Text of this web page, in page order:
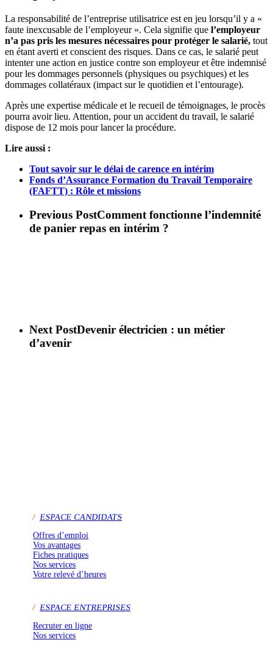
La responsabilité de l’entreprise utilisatrice est en jeu lorsqu’il y a «
faute inexcusable de l’employeur ». Cela signifie que l’employeur
n’a pas pris les mesures nécessaires pour protéger le salarié, tout
en étant averti et conscient des risques. Dans ce cas, le salarié peut
intenter une action en justice contre son employeur et être indemnisé
pour les dommages personnels (physiques ou psychiques) et les
dommages collatéraux (impact sur le quotidien et l’entourage).
Après une expertise médicale et le recueil de témoignages, le procès
pourra avoir lieu. Attention, pour un accident du travail, le salarié
dispose de 12 mois pour lancer la procédure.
Lire aussi :
Tout savoir sur le délai de carence en intérim
Fonds d’Assurance Formation du Travail Temporaire
(FAFTT) : Rôle et missions
Previous PostComment fonctionne l’indemnité
de panier repas en intérim ?
Next PostDevenir électricien : un métier
d’avenir
/ ESPACE CANDIDATS
Offres d’emploi
Vos avantages
Fiches pratiques
Nos services
Votre relevé d’heures
/ ESPACE ENTREPRISES
Recruter en ligne
Nos services